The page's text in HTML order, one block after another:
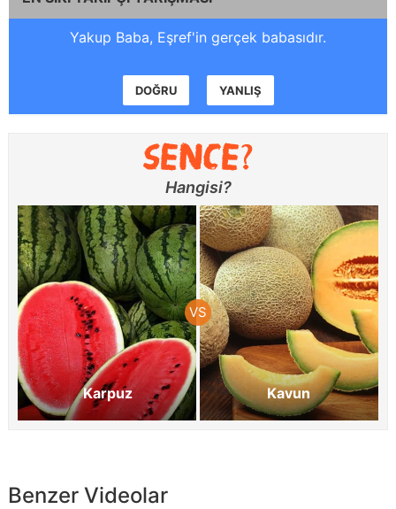
Yakup Baba, Eşref'in gerçek babasıdır.
DOĞRU YANLIŞ
Hangisi?
Karpuz Kavun
Benzer Videolar